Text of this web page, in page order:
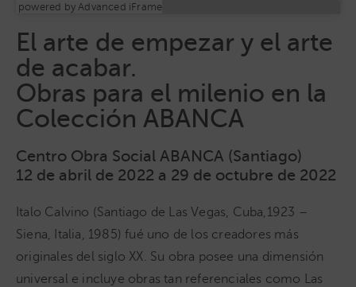
powered by Advanced iFrame
El arte de empezar y el arte
de acabar.
Obras para el milenio en la
Colección ABANCA
Centro Obra Social ABANCA (Santiago)
12 de abril de 2022 a 29 de octubre de 2022
Italo Calvino (Santiago de Las Vegas, Cuba,1923 –
Siena, Italia, 1985) fué uno de los creadores más
originales del siglo XX. Su obra posee una dimensión
universal e incluye obras tan referenciales como Las